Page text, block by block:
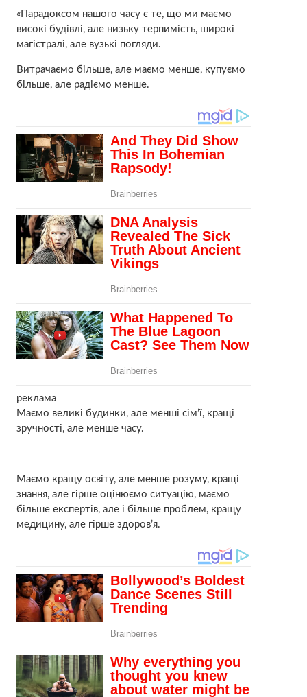
«Парадоксом нашого часу є те, що ми маємо
високі будівлі, але низьку терпимість, широкі
магістралі, але вузькі погляди.
Витрачаємо більше, але маємо менше, купуємо
більше, але радіємо менше.
реклама
Маємо великі будинки, але менші сім’ї, кращі
зручності, але менше часу.
Маємо кращу освіту, але менше розуму, кращі
знання, але гірше оцінюємо ситуацію, маємо
більше експертів, але і більше проблем, кращу
медицину, але гірше здоров’я.